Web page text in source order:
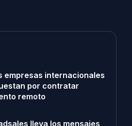
empresas internacionales
por contratar
remoto
lleva los mensajes